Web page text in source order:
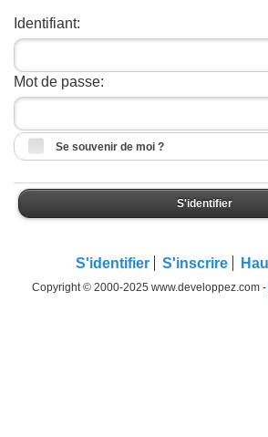
Identifiant:
Mot de passe:
Se souvenir de moi ?
S'identifier
S'identifier S'inscrire
Copyright © 2000-2025 www.developpez.com -